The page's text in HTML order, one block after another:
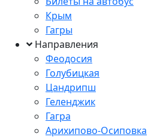
Крым
Гагры
Направления
Феодосия
Голубицкая
Цандрипш
Геленджик
Гагра
Арихипово-Осиповка